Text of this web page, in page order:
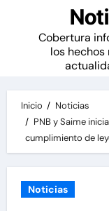
Cobertura
los
Inicio
Noticias
PNB y Saime
cumplimiento de
Noticias